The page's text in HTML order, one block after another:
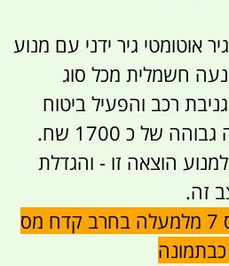
אוטומטי גיר ידני עם מנוע
חשמלית מכל סוג
רכב והפעיל ביטוח
עשוי להידרש לפרמיה גבוהה של כ 1700 שח.
הוצאה זו - והגדלת
זה.
דוושת ברקס קדח מס 7 מלמעלה בחרב קדח מס